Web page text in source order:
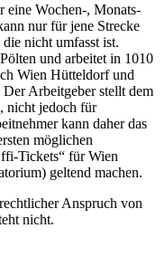
eine Wochen-, Monats-
nur für jene Strecke
nicht umfasst ist.
und arbeitet in 1010
Wien Hütteldorf und
Arbeitgeber stellt dem
nicht jedoch für
kann daher das
möglichen
Tickets“ für Wien
geltend machen.
Anspruch von
nicht.